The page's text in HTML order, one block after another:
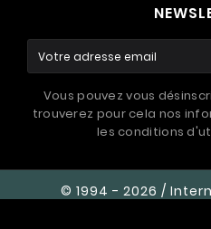
Vous pouvez vous
trouverez pour cela nos
les conditions
© 1994 - 2026 /